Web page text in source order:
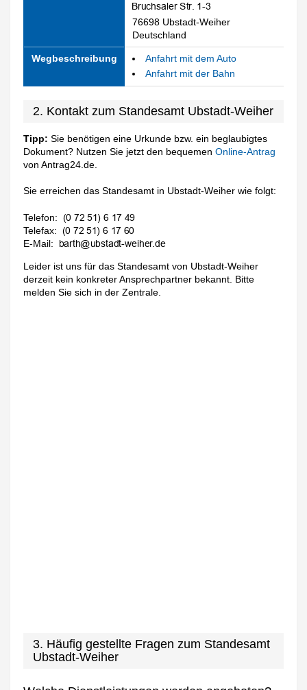
76698 Ubstadt-Weiher
Deutschland
Wegbeschreibung
Anfahrt mit dem Auto
Anfahrt mit der Bahn
2. Kontakt zum Standesamt Ubstadt-Weiher
Tipp: Sie benötigen eine Urkunde bzw. ein beglaubigtes
Dokument? Nutzen Sie jetzt den bequemenOnline-Antrag
von Antrag24.de.
Sie erreichen das Standesamt in Ubstadt-Weiher wie folgt:
Telefon:
Telefax:
E-Mail:
Leider ist uns für das Standesamt von Ubstadt-Weiher
derzeit kein konkreter Ansprechpartner bekannt. Bitte
melden Sie sich in der Zentrale.
3. Häufig gestellte Fragen zum Standesamt
Ubstadt-Weiher